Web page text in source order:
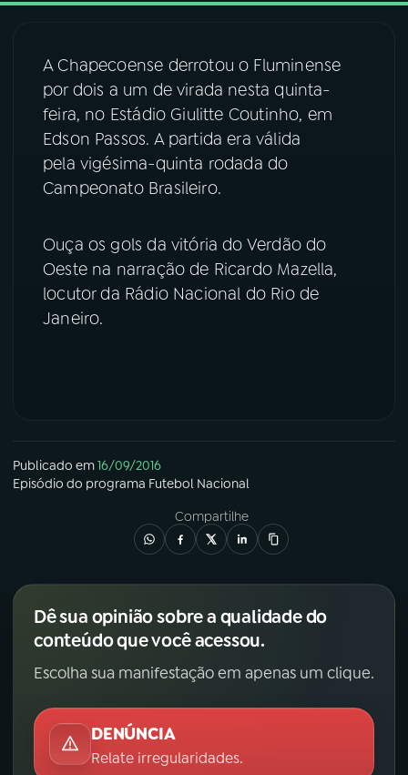
03PROGRAMAÇÃO
04PROGRAMAS
PODCASTS
06VIDEOCASTS
07ÚLTIMAS
FESTIVAL DE MÚSICA
A Chapecoense derrotou o Fluminense
por dois a um de virada nesta quinta-
feira, no Estádio Giulitte Coutinho, em
Edson Passos. A partida era válida
pela vigésima-quinta rodada do
Campeonato Brasileiro.
Ouça os gols da vitória do Verdão do
Oeste na narração de Ricardo Mazella,
locutor da Rádio Nacional do Rio de
Janeiro.
Publicado em16/09/2016
Episódio do programa Futebol Nacional
Compartilhe
Dê sua opinião sobre a qualidade do
conteúdo que você acessou.
Escolha sua manifestação em apenas um clique.
DENÚNCIA
Relate irregularidades.